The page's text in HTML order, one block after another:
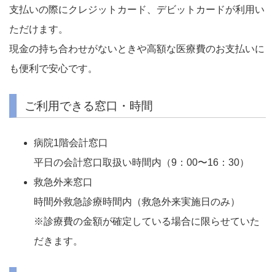
支払いの際にクレジットカード、デビットカードが利用い
ただけます。
現金の持ち合わせがないときや高額な医療費のお支払いに
も便利で安心です。
ご利用できる窓口・時間
病院1階会計窓口
平日の会計窓口取扱い時間内（9：00〜16：30）
救急外来窓口
時間外救急診療時間内（救急外来実施日のみ）
※診療費の金額が確定している場合に限らせていた
だきます。